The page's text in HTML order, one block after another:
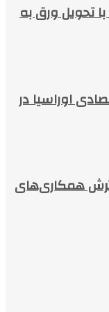
تحویل ورق به
اوراسیا در
همکاری‌های